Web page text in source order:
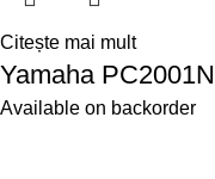
Citește mai mult
Yamaha PC2001N
Available on backorder